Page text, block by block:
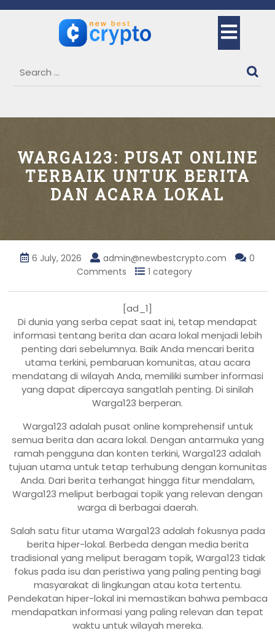
WARGA123: PUSAT ONLINE
TERBAIK UNTUK BERITA
DAN ACARA LOKAL
6 July, 2026 admin@newbestcrypto.com
0
Comments
1 category
[ad_1]
Di dunia yang serba cepat saat ini, tetap mendapat
informasi tentang berita dan acara lokal menjadi lebih
penting dari sebelumnya. Baik Anda mencari berita
utama terkini, pembaruan komunitas, atau acara
mendatang di wilayah Anda, memiliki sumber informasi
yang dapat dipercaya sangatlah penting. Di sinilah
Warga123 berperan.
Warga123 adalah pusat online komprehensif untuk
semua berita dan acara lokal. Dengan antarmuka yang
ramah pengguna dan konten terkini, Warga123 adalah
tujuan utama untuk tetap terhubung dengan komunitas
Anda. Dari berita terhangat hingga fitur mendalam,
Warga123 meliput berbagai topik yang relevan dengan
warga di berbagai daerah.
Salah satu fitur utama Warga123 adalah fokusnya pada
berita hiper-lokal. Berbeda dengan media berita
tradisional yang meliput beragam topik, Warga123 tidak
fokus pada isu dan peristiwa yang paling penting bagi
masyarakat di lingkungan atau kota tertentu.
Pendekatan hiper-lokal ini memastikan bahwa pembaca
mendapatkan informasi yang paling relevan dan tepat
waktu untuk wilayah mereka.